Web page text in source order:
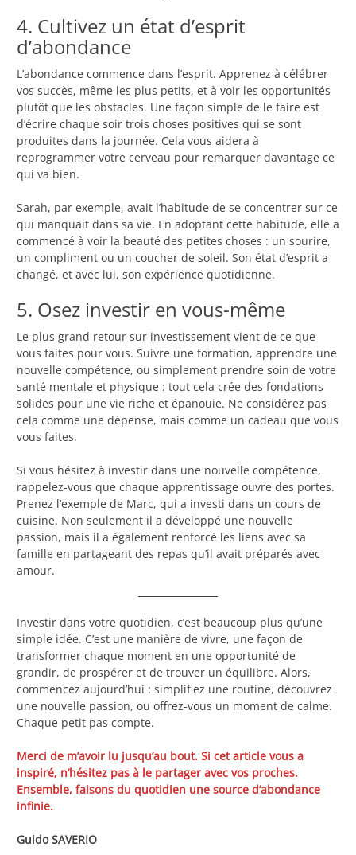
4. Cultivez un état d’esprit
d’abondance
L’abondance commence dans l’esprit. Apprenez à célébrer
vos succès, même les plus petits, et à voir les opportunités
plutôt que les obstacles. Une façon simple de le faire est
d’écrire chaque soir trois choses positives qui se sont
produites dans la journée. Cela vous aidera à
reprogrammer votre cerveau pour remarquer davantage ce
qui va bien.
Sarah, par exemple, avait l’habitude de se concentrer sur ce
qui manquait dans sa vie. En adoptant cette habitude, elle a
commencé à voir la beauté des petites choses : un sourire,
un compliment ou un coucher de soleil. Son état d’esprit a
changé, et avec lui, son expérience quotidienne.
5. Osez investir en vous-même
Le plus grand retour sur investissement vient de ce que
vous faites pour vous. Suivre une formation, apprendre une
nouvelle compétence, ou simplement prendre soin de votre
santé mentale et physique : tout cela crée des fondations
solides pour une vie riche et épanouie. Ne considérez pas
cela comme une dépense, mais comme un cadeau que vous
vous faites.
Si vous hésitez à investir dans une nouvelle compétence,
rappelez-vous que chaque apprentissage ouvre des portes.
Prenez l’exemple de Marc, qui a investi dans un cours de
cuisine. Non seulement il a développé une nouvelle
passion, mais il a également renforcé les liens avec sa
famille en partageant des repas qu’il avait préparés avec
amour.
Investir dans votre quotidien, c’est beaucoup plus qu’une
simple idée. C’est une manière de vivre, une façon de
transformer chaque moment en une opportunité de
grandir, de prospérer et de trouver un équilibre. Alors,
commencez aujourd’hui : simplifiez une routine, découvrez
une nouvelle passion, ou offrez-vous un moment de calme.
Chaque petit pas compte.
Merci de m’avoir lu jusqu’au bout. Si cet article vous a
inspiré, n’hésitez pas à le partager avec vos proches.
Ensemble, faisons du quotidien une source d’abondance
infinie.
Guido SAVERIO